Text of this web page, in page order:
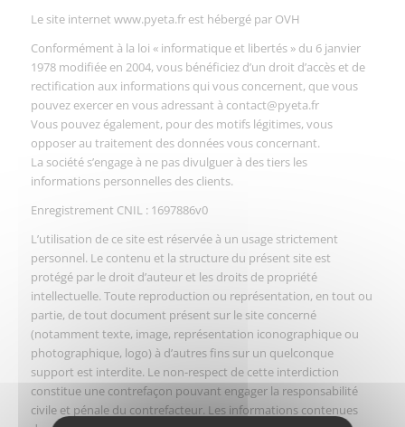
Le site internet www.pyeta.fr est hébergé par OVH
Conformément à la loi « informatique et libertés » du 6 janvier
1978 modifiée en 2004, vous bénéficiez d’un droit d’accès et de
rectification aux informations qui vous concernent, que vous
pouvez exercer en vous adressant à contact@pyeta.fr
Vous pouvez également, pour des motifs légitimes, vous
opposer au traitement des données vous concernant.
La société s’engage à ne pas divulguer à des tiers les
informations personnelles des clients.
Enregistrement CNIL : 1697886v0
L’utilisation de ce site est réservée à un usage strictement
personnel. Le contenu et la structure du présent site est
protégé par le droit d’auteur et les droits de propriété
intellectuelle. Toute reproduction ou représentation, en tout ou
partie, de tout document présent sur le site concerné
(notamment texte, image, représentation iconographique ou
photographique, logo) à d’autres fins sur un quelconque
support est interdite. Le non-respect de cette interdiction
constitue une contrefaçon pouvant engager la responsabilité
civile et pénale du contrefacteur. Les informations contenues